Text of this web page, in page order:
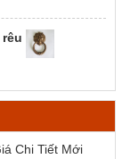
Chi Tiết Mới